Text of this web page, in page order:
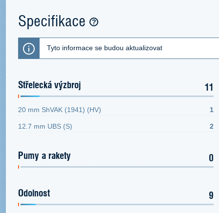
Specifikace
Tyto informace se budou aktualizovat
Střelecká výzbroj 11
20 mm ShVAK (1941) (HV) 1
12.7 mm UBS (S) 2
Pumy a rakety 0
Odolnost 9